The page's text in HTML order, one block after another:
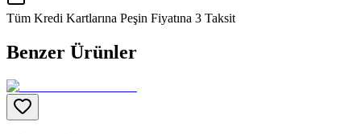
Tüm Kredi Kartlarına Peşin Fiyatına 3 Taksit
Benzer Ürünler